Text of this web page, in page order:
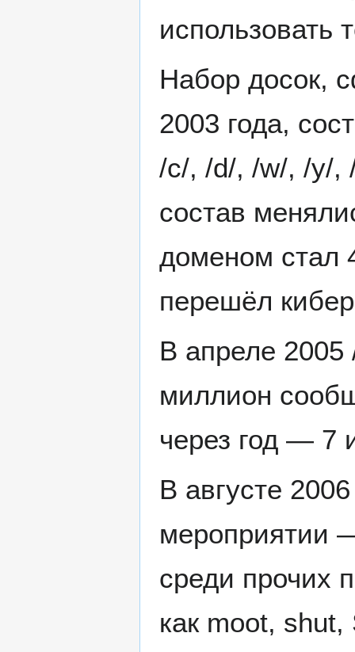
использовать
Набор досок,
2003 года,
/c/, /d/, /w/, /y/,
состав
доменом стал
перешёл
В апреле 2005
миллион
через год — 7
В августе
мероприятии
среди прочих
как moot,